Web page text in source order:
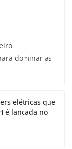
dominar as
elétricas que
é lançada no